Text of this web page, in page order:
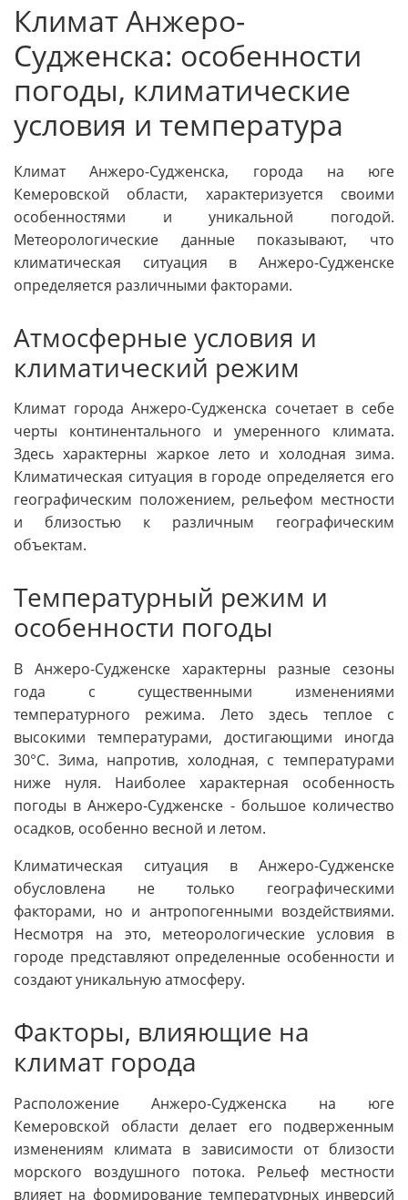
Климат Анжеро-
Судженска: особенности
погоды, климатические
условия и температура
Климат Анжеро-Судженска, города на юге
Кемеровской области, характеризуется своими
особенностями и уникальной погодой.
Метеорологические данные показывают, что
климатическая ситуация в Анжеро-Судженске
определяется различными факторами.
Атмосферные условия и
климатический режим
Климат города Анжеро-Судженска сочетает в себе
черты континентального и умеренного климата.
Здесь характерны жаркое лето и холодная зима.
Климатическая ситуация в городе определяется его
географическим положением, рельефом местности
и близостью к различным географическим
объектам.
Температурный режим и
особенности погоды
В Анжеро-Судженске характерны разные сезоны
года с существенными изменениями
температурного режима. Лето здесь теплое с
высокими температурами, достигающими иногда
30°C. Зима, напротив, холодная, с температурами
ниже нуля. Наиболее характерная особенность
погоды в Анжеро-Судженске - большое количество
осадков, особенно весной и летом.
Климатическая ситуация в Анжеро-Судженске
обусловлена не только географическими
факторами, но и антропогенными воздействиями.
Несмотря на это, метеорологические условия в
городе представляют определенные особенности и
создают уникальную атмосферу.
Факторы, влияющие на
климат города
Расположение Анжеро-Судженска на юге
Кемеровской области делает его подверженным
изменениям климата в зависимости от близости
морского воздушного потока. Рельеф местности
влияет на формирование температурных инверсий